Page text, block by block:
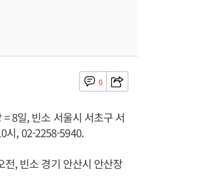
0
8일, 빈소 서울시 서초구 서
시, 02-2258-5940.
, 빈소 경기 안산시 안산장